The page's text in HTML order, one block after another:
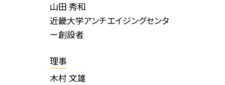
山田 秀和
近畿大学アンチエイジングセンタ
ー創設者
理事
木村 文雄